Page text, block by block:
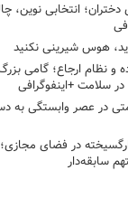
انتخابی نوین،
هوس شیرینی نکنید
و نظام ارجاع؛ گامی
سلامت +اینفوگرافی
در عصر وابستگی به
در فضای مجازی؛
سابقه‌دار